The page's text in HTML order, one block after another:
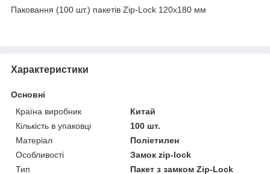
Паковання (100 шт.) пакетів Zip-Lock 120x180 мм
Характеристики
Основні
Країна виробник
Китай
Кількість в упаковці
100 шт.
Матеріал
Поліетилен
Особливості
Замок zip-lock
Тип
Пакет з замком Zip-Lock